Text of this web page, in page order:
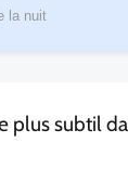
la nuit
plus subtil